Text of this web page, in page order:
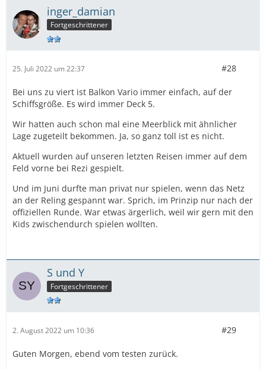
inger_damian
Fortgeschrittener
25. Juli 2022 um 22:37 #28
Bei uns zu viert ist Balkon Vario immer einfach, auf der
Schiffsgröße. Es wird immer Deck 5.
Wir hatten auch schon mal eine Meerblick mit ähnlicher
Lage zugeteilt bekommen. Ja, so ganz toll ist es nicht.
Aktuell wurden auf unseren letzten Reisen immer auf dem
Feld vorne bei Rezi gespielt.
Und im Juni durfte man privat nur spielen, wenn das Netz
an der Reling gespannt war. Sprich, im Prinzip nur nach der
offiziellen Runde. War etwas ärgerlich, weil wir gern mit den
Kids zwischendurch spielen wollten.
S und Y
Fortgeschrittener
2. August 2022 um 10:36 #29
Guten Morgen, ebend vom testen zurück.